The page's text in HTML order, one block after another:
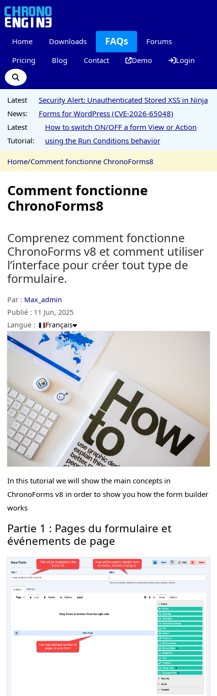
Home Downloads FAQs
Forums
Pricing
Blog Contact Demo Login
Latest
News:
Security Alert: Unauthenticated Stored XSS in Ninja
Forms for WordPress (CVE-2026-65048)
Latest
Tutorial:
How to switch ON/OFF a form View or Action
using the Run Conditions behavior
Home/Comment fonctionne ChronoForms8
Comment fonctionne
ChronoForms8
Comprenez comment fonctionne
ChronoForms v8 et comment utiliser
l’interface pour créer tout type de
formulaire.
Par : Max_admin
Publié : 11 Jun, 2025
Langue :
Français
In this tutorial we will show the main concepts in
ChronoForms v8 in order to show you how the form builder
works
Partie 1 : Pages du formulaire et
événements de page